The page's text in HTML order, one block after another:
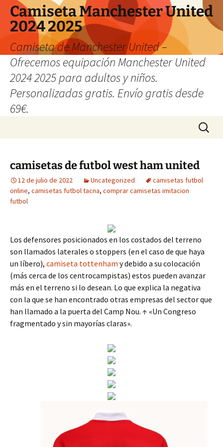
Camiseta Manchester United
2024 2025
Camiseta de Manchester United –
Ofrecemos equipación Manchester United
2024 2025 para adultos y niños.
Personalizadas gratis. Envío gratis desde
69€.
Buscar:
camisetas de futbol west ham united
12 de julio de 2022 Uncategorized
camisetas futbol
online, camisetas futbol tacna, comprar camisetas imitacion
futbol
Los defensores posicionados en los costados del terreno
son llamados laterales o stoppers (en el caso de que haya
un líbero), camiseta tottenham y debido a su colocación
(más cerca de los centrocampistas) estos pueden avanzar
más en el terreno si lo desean. Lo que explica la negativa
con la que se han encontrado otras empresas del sector que
han llamado a la puerta del Camp Nou. ↑ «Un Congreso
fragmentado y sin mayorías claras».